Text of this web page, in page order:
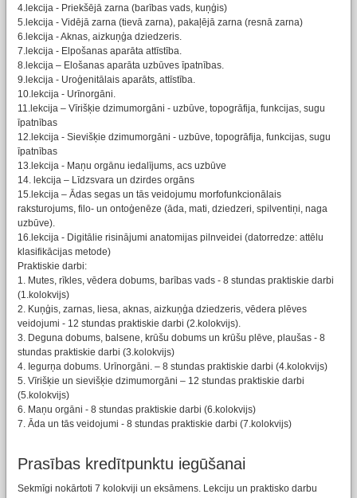
4.lekcija - Priekšējā zarna (barības vads, kuņģis)
5.lekcija - Vidējā zarna (tievā zarna), pakaļējā zarna (resnā zarna)
6.lekcija - Aknas, aizkuņģa dziedzeris.
7.lekcija - Elpošanas aparāta attīstība.
8.lekcija – Elošanas aparāta uzbūves īpatnības.
9.lekcija - Uroģenitālais aparāts, attīstība.
10.lekcija - Urīnorgāni.
11.lekcija – Vīrišķie dzimumorgāni - uzbūve, topogrāfija, funkcijas, sugu
īpatnības
12.lekcija - Sievišķie dzimumorgāni - uzbūve, topogrāfija, funkcijas, sugu
īpatnības
13.lekcija - Maņu orgānu iedalījums, acs uzbūve
14. lekcija – Līdzsvara un dzirdes orgāns
15.lekcija – Ādas segas un tās veidojumu morfofunkcionālais
raksturojums, filo- un ontoģenēze (āda, mati, dziedzeri, spilventiņi, naga
uzbūve).
16.lekcija - Digitālie risinājumi anatomijas pilnveidei (datorredze: attēlu
klasifikācijas metode)
Praktiskie darbi:
1. Mutes, rīkles, vēdera dobums, barības vads - 8 stundas praktiskie darbi
(1.kolokvijs)
2. Kuņģis, zarnas, liesa, aknas, aizkuņģa dziedzeris, vēdera plēves
veidojumi - 12 stundas praktiskie darbi (2.kolokvijs).
3. Deguna dobums, balsene, krūšu dobums un krūšu plēve, plaušas - 8
stundas praktiskie darbi (3.kolokvijs)
4. Iegurņa dobums. Urīnorgāni. – 8 stundas praktiskie darbi (4.kolokvijs)
5. Vīrišķie un sievišķie dzimumorgāni – 12 stundas praktiskie darbi
(5.kolokvijs)
6. Maņu orgāni - 8 stundas praktiskie darbi (6.kolokvijs)
7. Āda un tās veidojumi - 8 stundas praktiskie darbi (7.kolokvijs)
Prasības kredītpunktu iegūšanai
Sekmīgi nokārtoti 7 kolokviji un eksāmens. Lekciju un praktisko darbu